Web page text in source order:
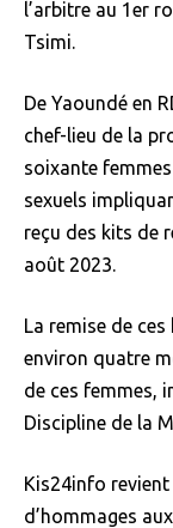
l’arbitre au 1er
Tsimi.
De Yaoundé en
chef-lieu de la
soixante
sexuels
reçu des kits de
août 2023.
La remise de
environ quatre
de ces femmes,
Discipline de la
Kis24info
d’hommages